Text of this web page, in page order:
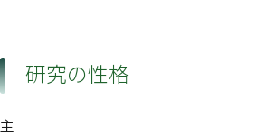
研究の性格
主